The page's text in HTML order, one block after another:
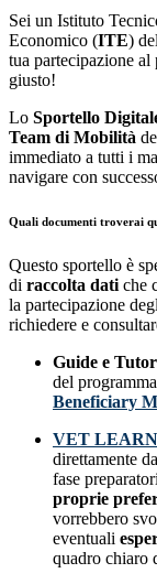
Sei un Istituto
Economico (ITE)
tua partecipazione al
giusto!
Lo Sportello
Team di Mobilità
immediato a tutti i
navigare con
Quali documenti troverai
Questo sportello è
di raccolta dati che
la partecipazione
richiedere e
Guide e
del
Beneficiary
VET
direttamente
fase
proprie
vorrebbero
eventuali
quadro chiaro